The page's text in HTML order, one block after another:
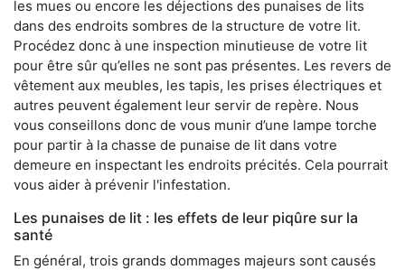
les mues ou encore les déjections des punaises de lits
dans des endroits sombres de la structure de votre lit.
Procédez donc à une inspection minutieuse de votre lit
pour être sûr qu’elles ne sont pas présentes. Les revers de
vêtement aux meubles, les tapis, les prises électriques et
autres peuvent également leur servir de repère. Nous
vous conseillons donc de vous munir d’une lampe torche
pour partir à la chasse de punaise de lit dans votre
demeure en inspectant les endroits précités. Cela pourrait
vous aider à prévenir l'infestation.
Les punaises de lit : les effets de leur piqûre sur la
santé
En général, trois grands dommages majeurs sont causés